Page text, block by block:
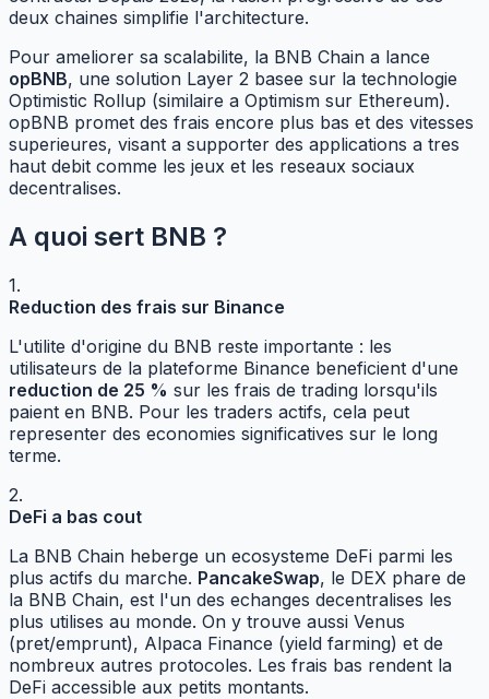
deux chaines simplifie l'architecture.
Pour ameliorer sa scalabilite, la BNB Chain a lance
opBNB, une solution Layer 2 basee sur la technologie
Optimistic Rollup (similaire a Optimism sur Ethereum).
opBNB promet des frais encore plus bas et des vitesses
superieures, visant a supporter des applications a tres
haut debit comme les jeux et les reseaux sociaux
decentralises.
A quoi sert BNB ?
1.
Reduction des frais sur Binance
L'utilite d'origine du BNB reste importante : les
utilisateurs de la plateforme Binance beneficient d'une
reduction de 25 % sur les frais de trading lorsqu'ils
paient en BNB. Pour les traders actifs, cela peut
representer des economies significatives sur le long
terme.
2.
DeFi a bas cout
La BNB Chain heberge un ecosysteme DeFi parmi les
plus actifs du marche. PancakeSwap, le DEX phare de
la BNB Chain, est l'un des echanges decentralises les
plus utilises au monde. On y trouve aussi Venus
(pret/emprunt), Alpaca Finance (yield farming) et de
nombreux autres protocoles. Les frais bas rendent la
DeFi accessible aux petits montants.